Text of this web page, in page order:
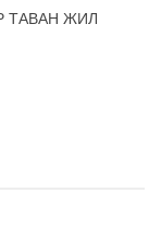
ТАВАН ЖИЛ